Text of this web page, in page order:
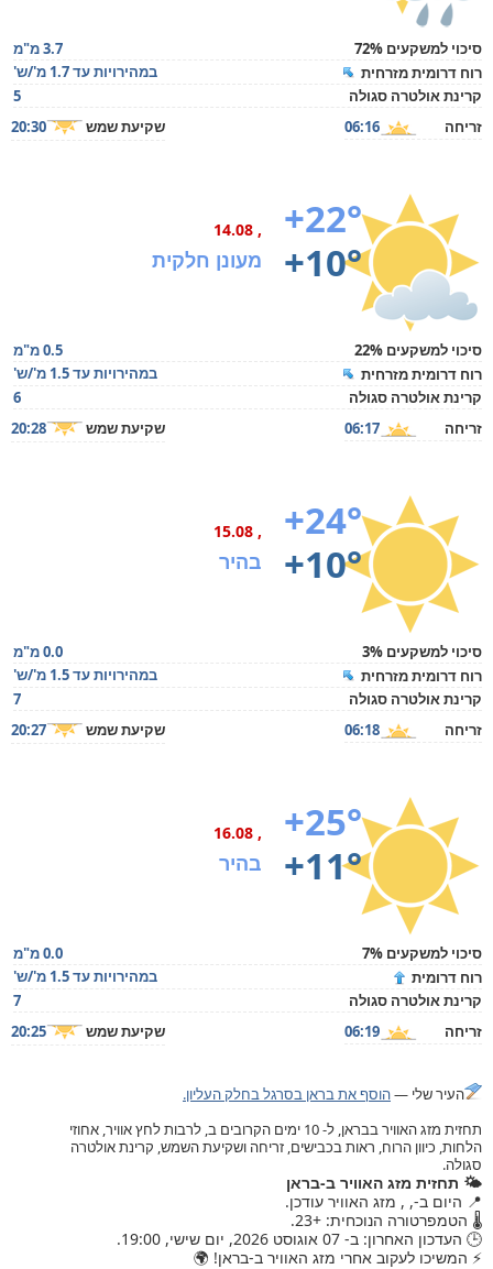
סיכוי למשקעים 72%
3.7 מ"מ
רוח דרומית מזרחית
במהירויות עד 1.7 מ'/ש'
קרינת אולטרה סגולה
5
זריחה
06:16 שקיעת שמש 20:30
+22°
+10°
, 14.08
מעונן חלקית
סיכוי למשקעים 22%
0.5 מ"מ
רוח דרומית מזרחית
במהירויות עד 1.5 מ'/ש'
קרינת אולטרה סגולה
6
זריחה
06:17 שקיעת שמש 20:28
+24°
+10°
, 15.08
בהיר
סיכוי למשקעים 3%
0.0 מ"מ
רוח דרומית מזרחית
במהירויות עד 1.5 מ'/ש'
קרינת אולטרה סגולה
7
זריחה
06:18 שקיעת שמש 20:27
+25°
+11°
, 16.08
בהיר
סיכוי למשקעים 7%
0.0 מ"מ
רוח דרומית
במהירויות עד 1.5 מ'/ש'
קרינת אולטרה סגולה
7
זריחה
06:19 שקיעת שמש 20:25
העיר שלי —הוסף את בראן בסרגל בחלק העליון.
תחזית מזג האוויר בבראן, ל- 10 ימים הקרובים ב, לרבות לחץ אוויר, אחוזי
הלחות, כיוון הרוח, ראות בכבישים, זריחה ושקיעת השמש, קרינת אולטרה
סגולה.
🌤️ תחזית מזג האוויר ב-בראן
📍 היום ב-, , מזג האוויר עודכן.
🌡️ הטמפרטורה הנוכחית: +23.
🕒 העדכון האחרון: ב- 07 אוגוסט 2026, יום שישי, 19:00.
⚡ המשיכו לעקוב אחרי מזג האוויר ב-בראן! 🌍